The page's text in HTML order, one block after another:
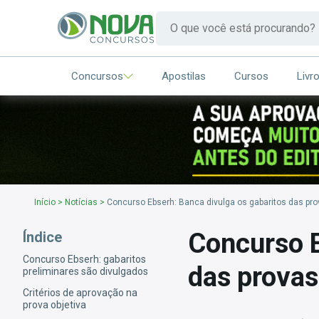
Concursos Apostilas Cursos
Início > Notícias > Concurso Ebserh: Banca divulga os gabaritos das
Índice
Concurso Ebserh: gabaritos
preliminares são divulgados
Critérios de aprovação na
prova objetiva
Concurso
das